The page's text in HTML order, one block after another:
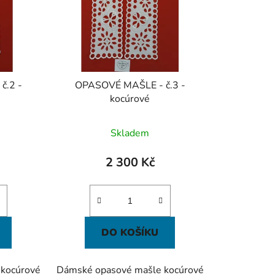
č.2 -
OPASOVÉ MAŠLE - č.3 -
kocúrové
Skladem
2 300 Kč
DO KOŠÍKU
Dámské opasové mašle kocúrové